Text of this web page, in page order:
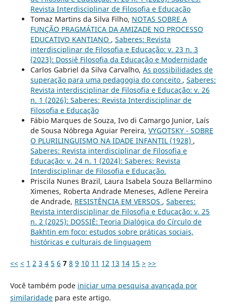
Revista Interdisciplinar de Filosofia e Educação
Tomaz Martins da Silva Filho, NOTAS SOBRE A
FUNÇÃO PRAGMÁTICA DA AMIZADE NO PROCESSO
EDUCATIVO KANTIANO , Saberes: Revista
interdisciplinar de Filosofia e Educação: v. 23 n. 3
(2023): Dossiê Filosofia da Educação e Modernidade
Carlos Gabriel da Silva Carvalho, As possibilidades de
superação para uma pedagogia do conceito , Saberes:
Revista interdisciplinar de Filosofia e Educação: v. 26
n. 1 (2026): Saberes: Revista Interdisciplinar de
Filosofia e Educação
Fábio Marques de Souza, Ivo di Camargo Junior, Laís
de Sousa Nóbrega Aguiar Pereira, VYGOTSKY - SOBRE
O PLURILINGUISMO NA IDADE INFANTIL (1928) ,
Saberes: Revista interdisciplinar de Filosofia e
Educação: v. 24 n. 1 (2024): Saberes: Revista
Interdisciplinar de Filosofia e Educação.
Priscila Nunes Brazil, Laura Isabela Souza Bellarmino
Ximenes, Roberta Andrade Meneses, Adlene Pereira
de Andrade, RESISTÊNCIA EM VERSOS , Saberes:
Revista interdisciplinar de Filosofia e Educação: v. 25
n. 2 (2025): DOSSIÊ: Teoria Dialógica do Círculo de
Bakhtin em foco: estudos sobre práticas sociais,
históricas e culturais de linguagem
<< < 1 2 3 4 5 6 7 8 9 10 11 12 13 14 15 > >>
Você também pode iniciar uma pesquisa avançada por
similaridadepara este artigo.